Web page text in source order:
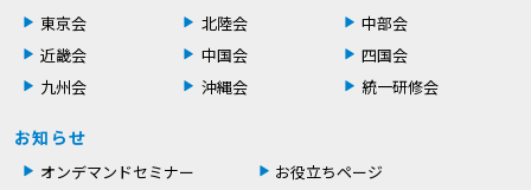
東京会
北陸会
中部会
近畿会
中国会
四国会
九州会
沖縄会 統一研修会
お知らせ
オンデマンドセミナー
お役立ちページ